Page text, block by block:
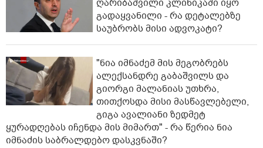
ღარიბაშვილი კლინიკაში იყო
გადაყვანილი - რა დეტალებზე
საუბრობს მისი ადვოკატი?
"ნია იმნაძემ მის მეგობრებს
ალექსანდრე გაბაშვილს და
გიორგი მალანიას უთხრა,
თითქოსდა მისი მასწავლებელი,
გიგა ავალიანი ზედმეტ
ყურადღებას იჩენდა მის მიმართ" - რა წერია ნია
იმნაძის საბრალდებო დასკვნაში?